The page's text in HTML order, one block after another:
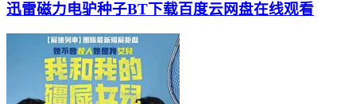
迅雷磁力电驴种子BT下载百度云网盘在线观看